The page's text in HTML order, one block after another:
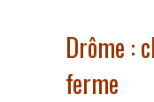
Drôme :
ferme